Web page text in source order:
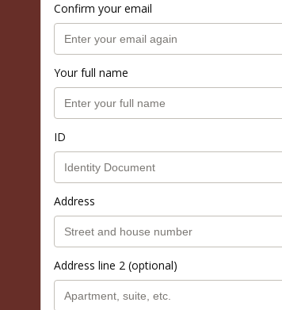
Confirm your email
Your full name
ID
Address
Address line 2 (optional)